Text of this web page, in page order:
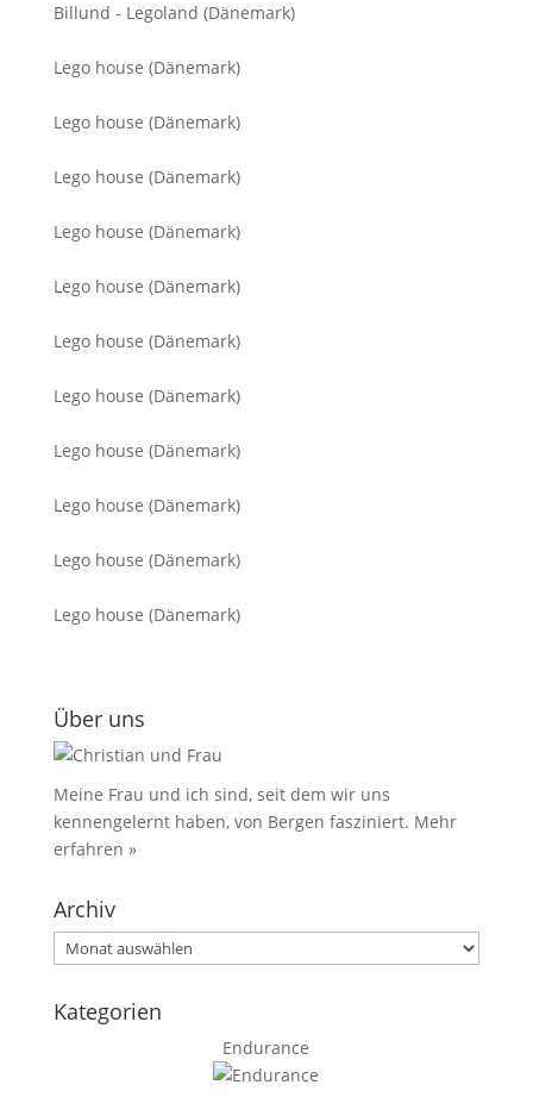
Billund - Legoland (Dänemark)
Lego house (Dänemark)
Lego house (Dänemark)
Lego house (Dänemark)
Lego house (Dänemark)
Lego house (Dänemark)
Lego house (Dänemark)
Lego house (Dänemark)
Lego house (Dänemark)
Lego house (Dänemark)
Lego house (Dänemark)
Lego house (Dänemark)
Über uns
Meine Frau und ich sind, seit dem wir uns
kennengelernt haben, von Bergen fasziniert. Mehr
erfahren »
Archiv
Archiv
Kategorien
Endurance